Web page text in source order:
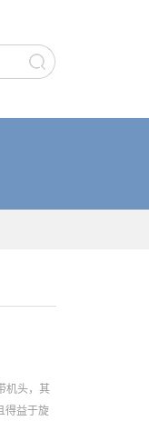
机头，其
得益于旋